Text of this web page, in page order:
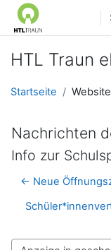
Zum Hauptinhalt
HTL Traun
Startseite Website
Nachrichten
Info zur
← Neue